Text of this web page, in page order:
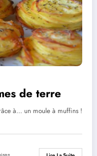
de terre
à... un moule à muffins !